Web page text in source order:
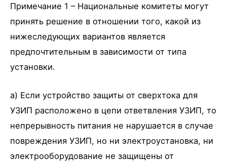
Примечание 1 – Национальные комитеты могут
принять решение в отношении того, какой из
нижеследующих вариантов является
предпочтительным в зависимости от типа
установки.
a) Если устройство защиты от сверхтока для
УЗИП расположено в цепи ответвления УЗИП, то
непрерывность питания не нарушается в случае
повреждения УЗИП, но ни электроустановка, ни
электрооборудование не защищены от